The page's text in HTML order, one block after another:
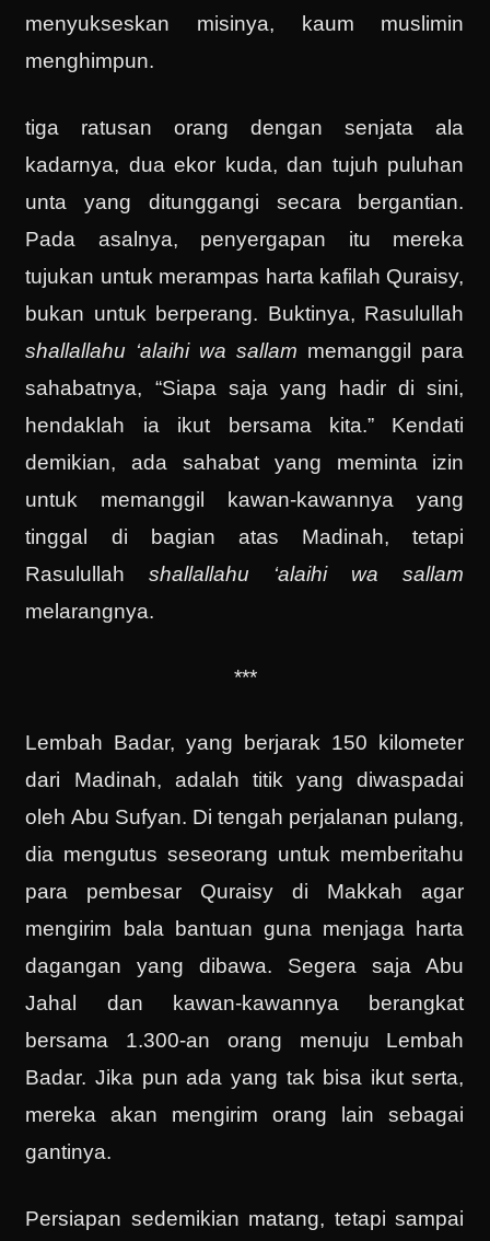
menyukseskan misinya, kaum muslimin
menghimpun.
tiga ratusan orang dengan senjata ala
kadarnya, dua ekor kuda, dan tujuh puluhan
unta yang ditunggangi secara bergantian.
Pada asalnya, penyergapan itu mereka
tujukan untuk merampas harta kafilah Quraisy,
bukan untuk berperang. Buktinya, Rasulullah
shallallahu ‘alaihi wa sallam memanggil para
sahabatnya, “Siapa saja yang hadir di sini,
hendaklah ia ikut bersama kita.” Kendati
demikian, ada sahabat yang meminta izin
untuk memanggil kawan-kawannya yang
tinggal di bagian atas Madinah, tetapi
Rasulullahshallallahu ‘alaihi wa sallam
melarangnya.
***
Lembah Badar, yang berjarak 150 kilometer
dari Madinah, adalah titik yang diwaspadai
oleh Abu Sufyan. Di tengah perjalanan pulang,
dia mengutus seseorang untuk memberitahu
para pembesar Quraisy di Makkah agar
mengirim bala bantuan guna menjaga harta
dagangan yang dibawa. Segera saja Abu
Jahal dan kawan-kawannya berangkat
bersama 1.300-an orang menuju Lembah
Badar. Jika pun ada yang tak bisa ikut serta,
mereka akan mengirim orang lain sebagai
gantinya.
Persiapan sedemikian matang, tetapi sampai